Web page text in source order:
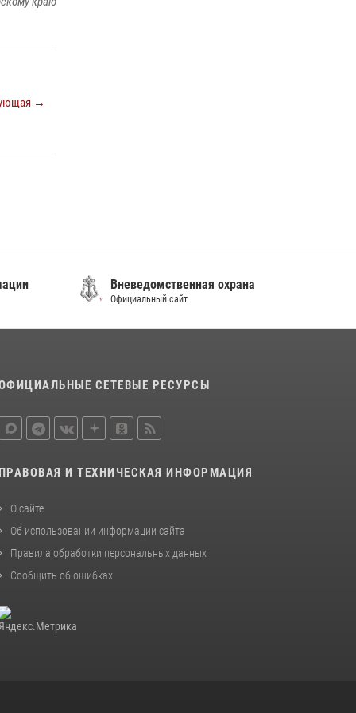
→
Вневедомственная охрана
Официальный сайт
СЕТЕВЫЕ РЕСУРСЫ
ПРАВОВАЯ И ТЕХНИЧЕСКАЯ ИНФОРМАЦИЯ
О сайте
Об использовании информации сайта
Правила обработки персональных данных
Сообщить об ошибках